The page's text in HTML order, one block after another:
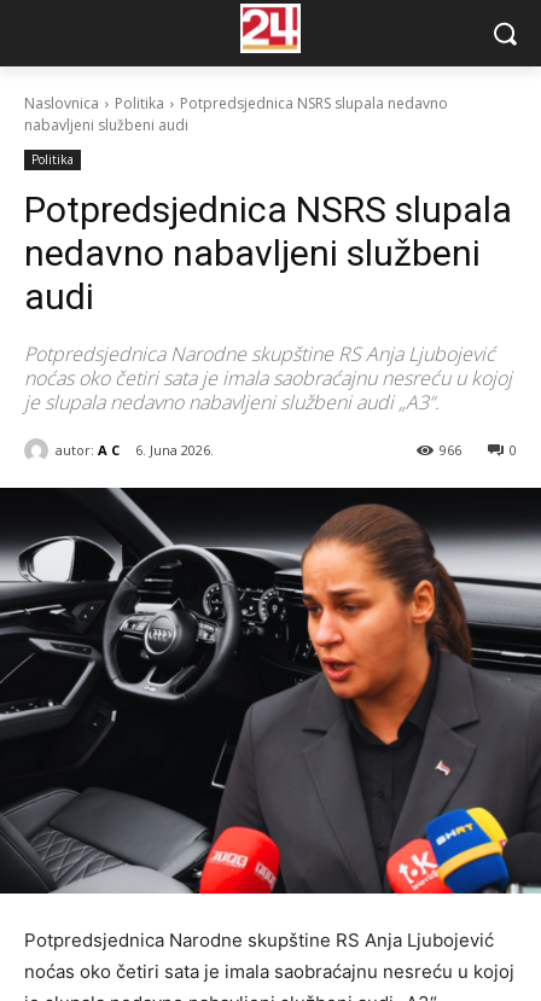
Naslovnica Politika
Potpredsjednica NSRS slupala nedavno
nabavljeni službeni audi
Politika
Potpredsjednica NSRS slupala
nedavno nabavljeni službeni
audi
Potpredsjednica Narodne skupštine RS Anja Ljubojević
noćas oko četiri sata je imala saobraćajnu nesreću u kojoj
je slupala nedavno nabavljeni službeni audi „A3“.
autor: A C 6. Juna 2026. 0
966
Potpredsjednica Narodne skupštine RS Anja Ljubojević
noćas oko četiri sata je imala saobraćajnu nesreću u kojoj